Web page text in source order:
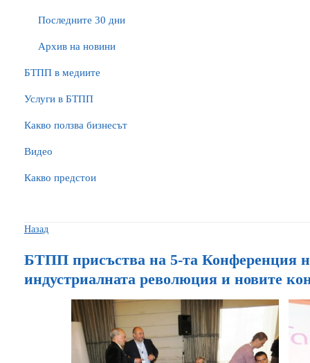
Последните 30 дни
Архив на новини
БTПП в медиите
Услуги в БТПП
Какво ползва бизнесът
Видео
Какво предстои
Назад
БТПП присъства на 5-та Конференция
индустриалната революция и новите